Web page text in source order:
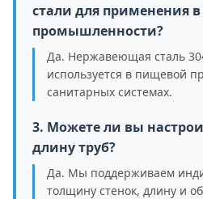
стали для применения
промышленности?
Да. Нержавеющая сталь
используется в пищевой
санитарных системах.
3. Можете ли вы
длину труб?
Да. Мы поддерживаем
толщину стенок, длину и